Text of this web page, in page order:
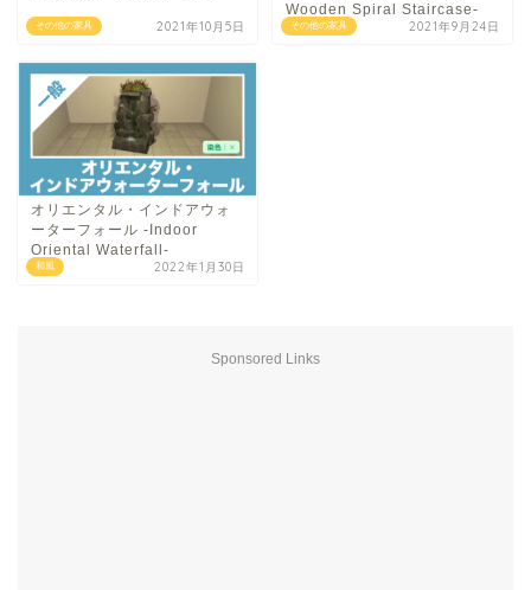
その他の家具 2021年10月5日 その他の家具
Wooden Spiral Staircase-
2021年9月24日
和風
オリエンタル・インドアウォ
ーターフォール -Indoor
Oriental Waterfall-
2022年1月30日
Sponsored Links